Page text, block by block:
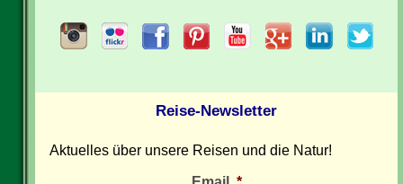
Reise-Newsletter
Aktuelles über unsere Reisen und die Natur!